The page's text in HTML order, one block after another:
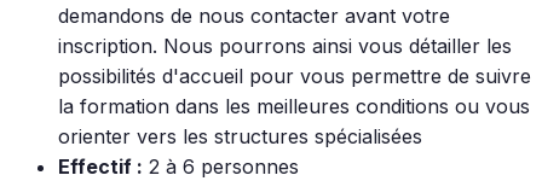
demandons de nous contacter avant votre
inscription. Nous pourrons ainsi vous détailler les
possibilités d'accueil pour vous permettre de suivre
la formation dans les meilleures conditions ou vous
orienter vers les structures spécialisées
Effectif : 2 à 6 personnes